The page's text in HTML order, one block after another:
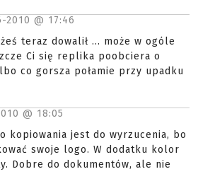
2010 @ 17:46
teraz dowalił ... może w ogóle
Ci się replika poobciera o
co gorsza połamie przy upadku
@ 18:05
kopiowania jest do wyrzucenia, bo
swoje logo. W dodatku kolor
Dobre do dokumentów, ale nie